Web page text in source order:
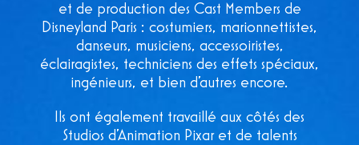
et de production des Cast Members de
Disneyland Paris : costumiers, marionnettistes,
danseurs, musiciens, accessoiristes,
éclairagistes, techniciens des effets spéciaux,
ingénieurs, et bien d’autres encore.
Ils ont également travaillé aux côtés des
Studios d’Animation Pixar et de talents